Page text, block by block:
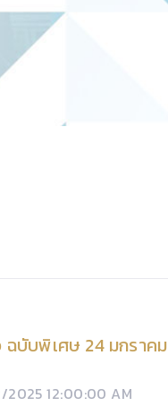
ฉบับพิเศษ 24 มกราคม
12:00:00 AM